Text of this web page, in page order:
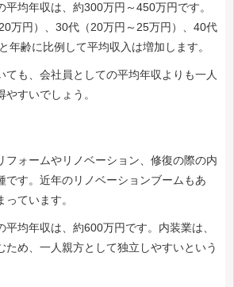
均年収は、約300万円～450万円です。
万円）、30代（20万円～25万円）、40代
年齢に比例して平均収入は増加します。
も、会社員としての平均年収よりも一人
すいでしょう。
ォームやリノベーション、修復の際の内
です。近年のリノベーションブームもあ
ています。
均年収は、約600万円です。内装業は、
ため、一人親方として独立しやすいという